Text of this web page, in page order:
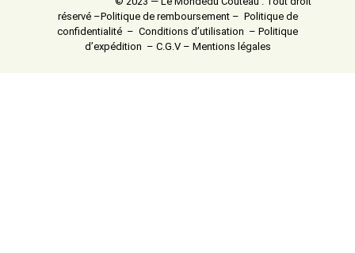
réservé –Politique de remboursement – Politique de
confidentialité – Conditions d’utilisation – Politique
d’expédition – C.G.V– Mentions légales